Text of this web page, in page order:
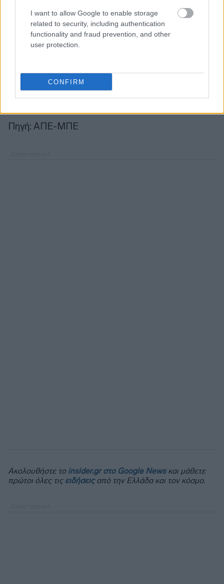
I want to allow Google to enable storage
related to security, including authentication
functionality and fraud prevention, and other
user protection.
CONFIRM
Η φετινή διοργάνωση κινείται επίσης πάνω στη
θεματική της διπλής ιστορικής αναφοράς: των
205 ετών από το 1821 και των 250 ετών από την
οργανωτική επιτροπή έχει παρουσιάσει ως
ανάδειξη της «βαθιάς ιστορικής και φιλοσοφικής
σύνδεσης των δύο εθνών».
Πηγή: ΑΠΕ-ΜΠΕ
Ακολουθήστε το insider.gr στο Google Newsκαι μάθετε
πρώτοι όλες τις ειδήσειςαπό την Ελλάδα και τον κόσμο.